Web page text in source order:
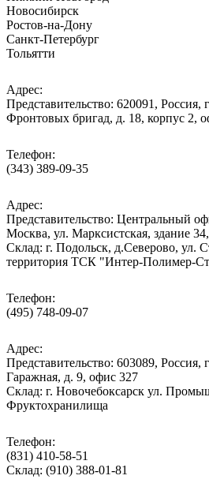
Новосибирск
Ростов-на-Дону
Санкт-Петербург
Тольятти
Адрес:
Представительство: 620091, Россия,
Фронтовых бригад, д. 18, корпус 2,
Телефон:
(343) 389-09-35
Адрес:
Представительство: Центральный
Москва, ул. Марксистская, здание
Cклад: г. Подольск, д.Северово, ул.
территория ТСК "Интер-Полимер-
Телефон:
(495) 748-09-07
Адрес:
Представительство: 603089,
Гаражная, д. 9, офис 327
Склад: г. Новочебоксарск ул.
Фруктохранилища
Телефон:
(831) 410-58-51
Склад: (910) 388-01-81